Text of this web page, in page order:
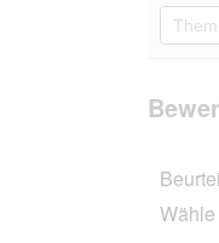
Themen
und